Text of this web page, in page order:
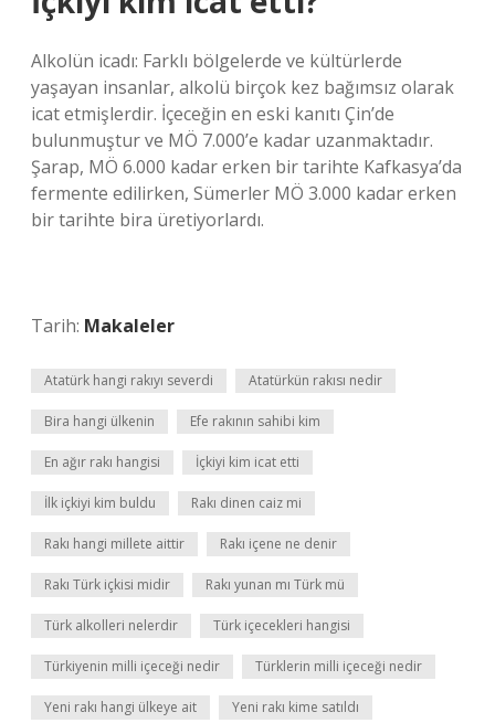
Alkolün icadı: Farklı bölgelerde ve kültürlerde
yaşayan insanlar, alkolü birçok kez bağımsız olarak
icat etmişlerdir. İçeceğin en eski kanıtı Çin’de
bulunmuştur ve MÖ 7.000’e kadar uzanmaktadır.
Şarap, MÖ 6.000 kadar erken bir tarihte Kafkasya’da
fermente edilirken, Sümerler MÖ 3.000 kadar erken
bir tarihte bira üretiyorlardı.
Tarih: Makaleler
Atatürk hangi rakıyı severdi Atatürkün rakısı nedir
Bira hangi ülkenin Efe rakının sahibi kim
En ağır rakı hangisi İçkiyi kim icat etti
İlk içkiyi kim buldu Rakı dinen caiz mi
Rakı hangi millete aittir Rakı içene ne denir
Rakı Türk içkisi midir Rakı yunan mı Türk mü
Türk alkolleri nelerdir Türk içecekleri hangisi
Türkiyenin milli içeceği nedir Türklerin milli içeceği nedir
Yeni rakı hangi ülkeye ait Yeni rakı kime satıldı